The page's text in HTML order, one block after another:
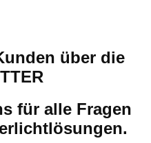
über die
für alle Fragen